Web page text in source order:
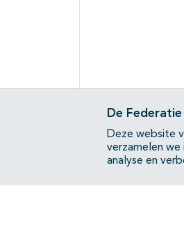
De
Deze website
verzamelen
analyse en